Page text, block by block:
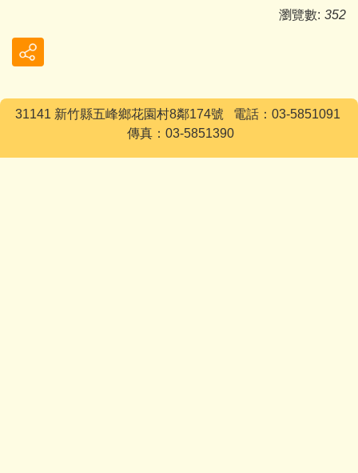
瀏覽數: 352
31141 新竹縣五峰鄉花園村8鄰174號 電話：03-5851091
傳真：03-5851390